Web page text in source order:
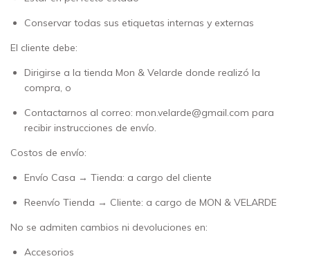
Conservar todas sus etiquetas internas y externas
El cliente debe:
Dirigirse a la tienda Mon & Velarde donde realizó la
compra, o
Contactarnos al correo: mon.velarde@gmail.com para
recibir instrucciones de envío.
Costos de envío:
Envío Casa → Tienda: a cargo del cliente
Reenvío Tienda → Cliente: a cargo de MON & VELARDE
No se admiten cambios ni devoluciones en:
Accesorios